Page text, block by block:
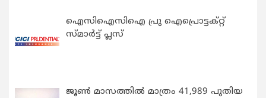
ഐസിഐസിഐ പ്രു ഐപ്രൊട്ടക്റ്റ്
സ്മാർട്ട് പ്ലസ്
ജൂൺ മാസത്തിൽ മാത്രം 41,989 പുതിയ